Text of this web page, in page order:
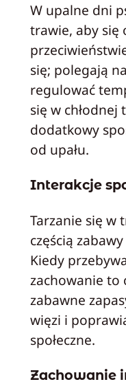
W upalne dni
trawie, aby się
się; polegają
regulować
się w
dodatkowy
od upału.
Interakcje
Tarzanie się w
częścią
Kiedy
zachowanie to
zabawne
więzi i
społeczne.
Zachowanie